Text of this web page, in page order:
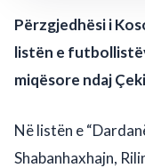
Përzgjedhësi i
listën e
miqësore ndaj
Në listën e
Shabanhaxhajn,